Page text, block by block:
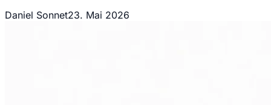
Daniel Sonnet23. Mai 2026